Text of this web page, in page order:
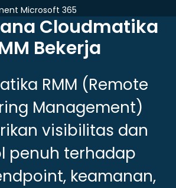
Microsoft 365
Cloudmatika
Bekerja
RMM (Remote
Management)
visibilitas dan
penuh terhadap
keamanan,